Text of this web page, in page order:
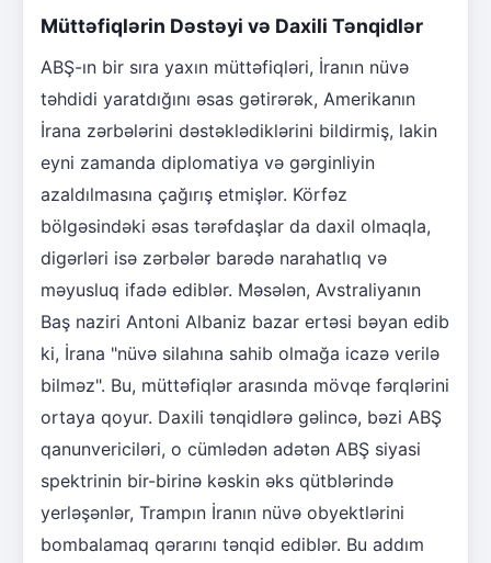
Müttəfiqlərin Dəstəyi və Daxili Tənqidlər
ABŞ-ın bir sıra yaxın müttəfiqləri, İranın nüvə
təhdidi yaratdığını əsas gətirərək, Amerikanın
İrana zərbələrini dəstəklədiklərini bildirmiş, lakin
eyni zamanda diplomatiya və gərginliyin
azaldılmasına çağırış etmişlər. Körfəz
bölgəsindəki əsas tərəfdaşlar da daxil olmaqla,
digərləri isə zərbələr barədə narahatlıq və
məyusluq ifadə ediblər. Məsələn, Avstraliyanın
Baş naziri Antoni Albaniz bazar ertəsi bəyan edib
ki, İrana "nüvə silahına sahib olmağa icazə verilə
bilməz". Bu, müttəfiqlər arasında mövqe fərqlərini
ortaya qoyur. Daxili tənqidlərə gəlincə, bəzi ABŞ
qanunvericiləri, o cümlədən adətən ABŞ siyasi
spektrinin bir-birinə kəskin əks qütblərində
yerləşənlər, Trampın İranın nüvə obyektlərini
bombalamaq qərarını tənqid ediblər. Bu addım